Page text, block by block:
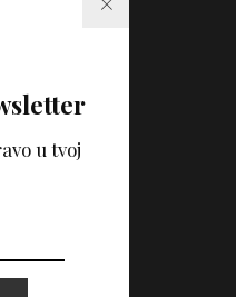
u tvoj